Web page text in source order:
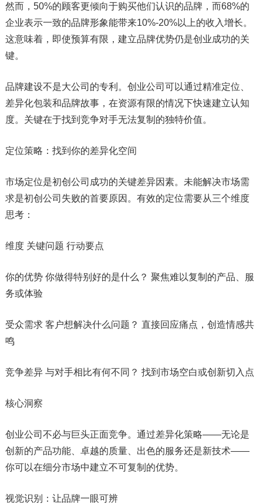
然而，50%的顾客更倾向于购买他们认识的品牌，而68%的
企业表示一致的品牌形象能带来10%-20%以上的收入增长。
这意味着，即使预算有限，建立品牌优势仍是创业成功的关
键。
品牌建设不是大公司的专利。创业公司可以通过精准定位、
差异化包装和品牌故事，在资源有限的情况下快速建立认知
度。关键在于找到竞争对手无法复制的独特价值。
定位策略：找到你的差异化空间
市场定位是初创公司成功的关键差异因素。未能解决市场需
求是初创公司失败的首要原因。有效的定位需要从三个维度
思考：
维度 关键问题 行动要点
你的优势 你做得特别好的是什么？ 聚焦难以复制的产品、服
务或体验
受众需求 客户想解决什么问题？ 直接回应痛点，创造情感共
鸣
竞争差异 与对手相比有何不同？ 找到市场空白或创新切入点
核心洞察
创业公司不必与巨头正面竞争。通过差异化策略——无论是
创新的产品功能、卓越的质量、出色的服务还是新技术——
你可以在细分市场中建立不可复制的优势。
视觉识别：让品牌一眼可辨